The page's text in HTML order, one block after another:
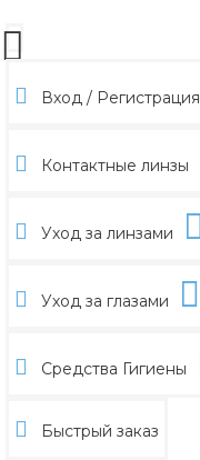
Вход / Регистрация
Контактные линзы
Уход за линзами
Уход за глазами
Средства Гигиены
Быстрый заказ